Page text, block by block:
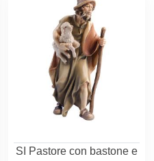
SI Pastore con bastone e